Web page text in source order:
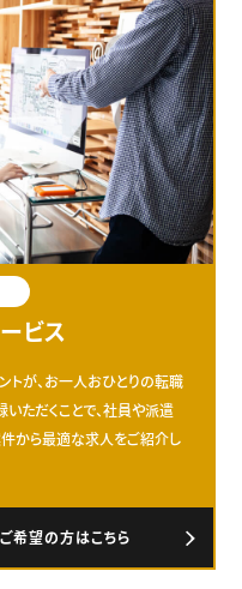
ビス
トが、お一人おひとりの転職
ただくことで、社員や派遣
から最適な求人をご紹介し
希望の方はこちら